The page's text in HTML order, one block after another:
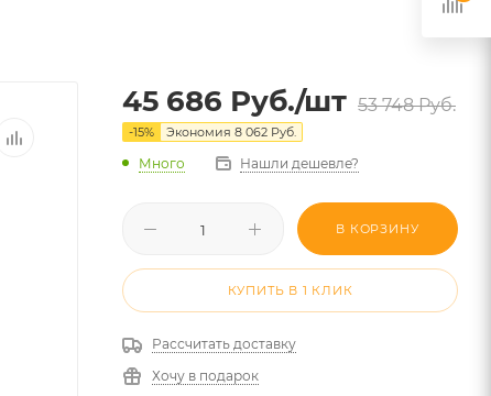
45 686 Руб./шт 53 748Руб.
-15% Экономия 8 062 Руб.
Много Нашли дешевле?
В КОРЗИНУ
КУПИТЬ В 1 КЛИК
Рассчитать доставку
Хочу в подарок